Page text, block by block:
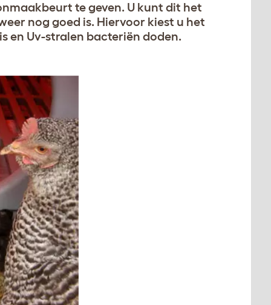
te geven. U kunt dit het
nog goed is. Hiervoor kiest u het
en Uv-stralen bacteriën doden.